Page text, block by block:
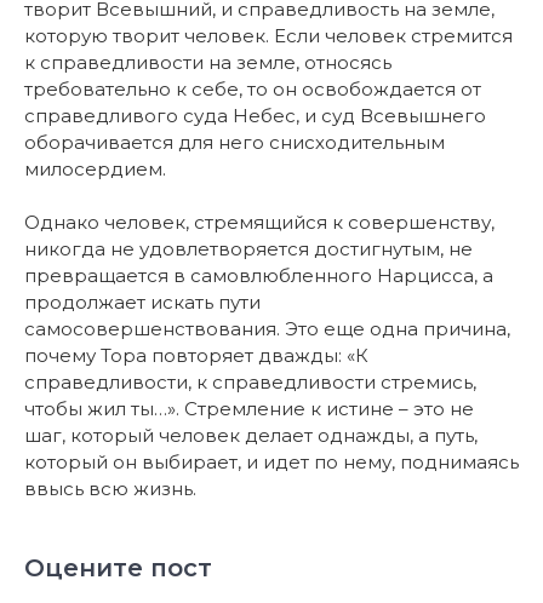
творит Всевышний, и справедливость на земле,
которую творит человек. Если человек стремится
к справедливости на земле, относясь
требовательно к себе, то он освобождается от
справедливого суда Небес, и суд Всевышнего
оборачивается для него снисходительным
милосердием.
Однако человек, стремящийся к совершенству,
никогда не удовлетворяется достигнутым, не
превращается в самовлюбленного Нарцисса, а
продолжает искать пути
самосовершенствования. Это еще одна причина,
почему Тора повторяет дважды: «К
справедливости, к справедливости стремись,
чтобы жил ты…». Стремление к истине – это не
шаг, который человек делает однажды, а путь,
который он выбирает, и идет по нему, поднимаясь
ввысь всю жизнь.
Оцените пост